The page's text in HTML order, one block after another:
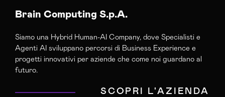
Brain Computing S.p.A.
Siamo una Hybrid Human-AI Company, dove Specialisti e
Agenti AI sviluppano percorsi di Business Experience e
progetti innovativi per aziende che come noi guardano al
futuro.
SCOPRI L'AZIENDA